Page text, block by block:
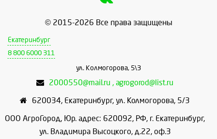
© 2015-2026 Все права защищены
Екатеринбург
8 800 6000 311
ул. Колмогорова, 5\3
2000550@mail.ru , agrogorod@list.ru
620034, Екатеринбург, ул. Колмогорова, 5/3
ООО АгроГород, Юр. адрес: 620092, РФ, г. Екатеринбург,
ул. Владимира Высоцкого, д.22, оф.3